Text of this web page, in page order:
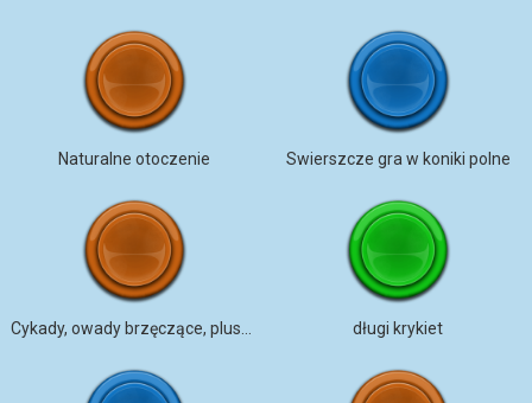
Naturalne otoczenie Swierszcze gra w koniki polne
długi krykiet